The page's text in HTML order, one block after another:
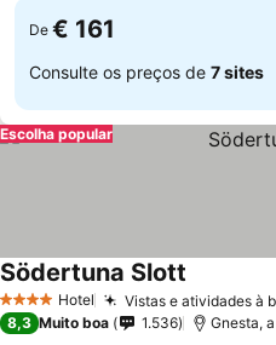
De € 161
Consulte os preços de 7 sites
Escolha popular
4 EstrelasHotel Vistas e atividades à
Södertuna Slott
8,3 Muito boa 1.536 Gnesta,